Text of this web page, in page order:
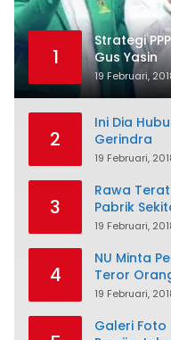
1
Strategi
Gus Yasin
19 Februari,
2
Ini Dia
Gerindra
19 Februari,
3
Rawa
Pabrik
19 Februari,
4
NU Minta
Teror
19 Februari,
Galeri